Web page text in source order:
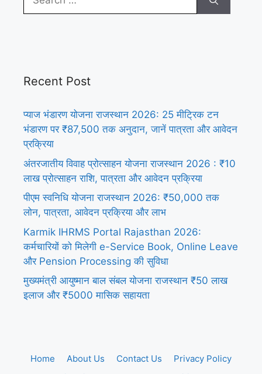
for:
Recent Post
प्याज भंडारण योजना राजस्थान 2026: 25 मीट्रिक टन
भंडारण पर ₹87,500 तक अनुदान, जानें पात्रता और आवेदन
प्रक्रिया
अंतरजातीय विवाह प्रोत्साहन योजना राजस्थान 2026 : ₹10
लाख प्रोत्साहन राशि, पात्रता और आवेदन प्रक्रिया
पीएम स्वनिधि योजना राजस्थान 2026: ₹50,000 तक
लोन, पात्रता, आवेदन प्रक्रिया और लाभ
Karmik IHRMS Portal Rajasthan 2026:
कर्मचारियों को मिलेगी e-Service Book, Online Leave
और Pension Processing की सुविधा
मुख्यमंत्री आयुष्मान बाल संबल योजना राजस्थान ₹50 लाख
इलाज और ₹5000 मासिक सहायता
Home About Us Contact Us
Privacy Policy